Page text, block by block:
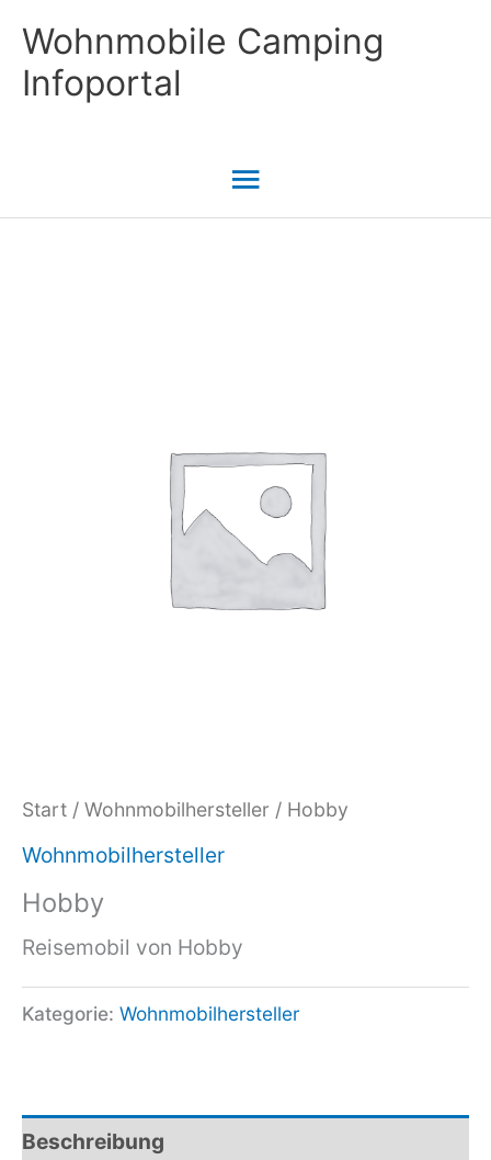
Inhalt
springen
Wohnmobile Camping
Infoportal
Hauptmenü
Start / Wohnmobilhersteller / Hobby
Wohnmobilhersteller
Hobby
Reisemobil von Hobby
Kategorie: Wohnmobilhersteller
Beschreibung